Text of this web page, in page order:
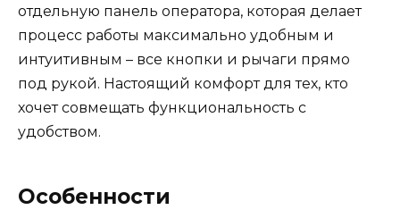
отдельную панель оператора, которая делает
процесс работы максимально удобным и
интуитивным – все кнопки и рычаги прямо
под рукой. Настоящий комфорт для тех, кто
хочет совмещать функциональность с
удобством.
Особенности